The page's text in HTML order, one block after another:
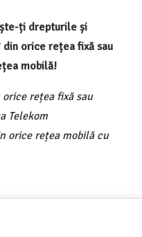
ți drepturile și
orice rețea fixă sau
mobilă!
rețea fixă sau
Telekom
orice rețea mobilă cu